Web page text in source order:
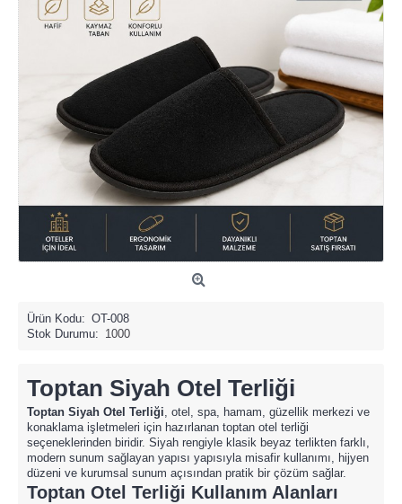
Ürün Kodu: OT-008
Stok Durumu: 1000
Toptan Siyah Otel Terliği
Toptan Siyah Otel Terliği, otel, spa, hamam, güzellik merkezi ve
konaklama işletmeleri için hazırlanan toptan otel terliği
seçeneklerinden biridir. Siyah rengiyle klasik beyaz terlikten farklı,
modern sunum sağlayan yapısı yapısıyla misafir kullanımı, hijyen
düzeni ve kurumsal sunum açısından pratik bir çözüm sağlar.
Toptan Otel Terliği Kullanım Alanları